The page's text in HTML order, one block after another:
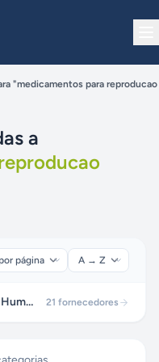
"medicamentos para
a
Medicamentos para Reprodução Humana 21 fornecedores